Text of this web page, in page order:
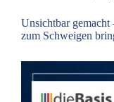
Unsichtbar
zum Schweigen